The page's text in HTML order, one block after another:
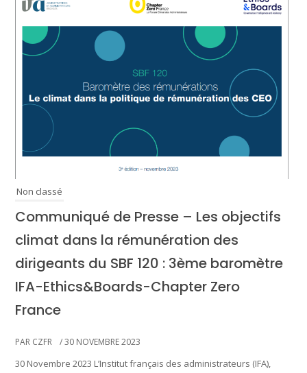
Non classé
Communiqué de Presse – Les objectifs
climat dans la rémunération des
dirigeants du SBF 120 : 3ème baromètre
IFA-Ethics&Boards-Chapter Zero
France
PAR CZFR / 30 NOVEMBRE 2023
30 Novembre 2023 L’Institut français des administrateurs (IFA),